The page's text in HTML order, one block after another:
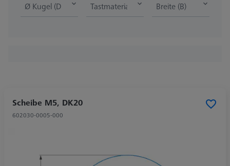
Ø Kugel (DK) Tastmaterial Breite (B)
Scheibe M5, DK20
602030-0005-000